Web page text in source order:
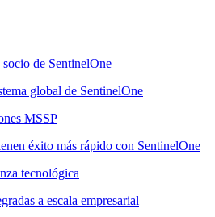
de SentinelOne
global de SentinelOne
MSSP
éxito más rápido con SentinelOne
tecnológica
a escala empresarial